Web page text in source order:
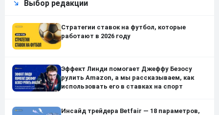
Выбор редакции
Стратегии ставок на футбол, которые
работают в 2026 году
Эффект Линди помогает Джеффу Безосу
рулить Amazon, а мы рассказываем, как
использовать его в ставках на спорт
Инсайд трейдера Betfair — 18 параметров,